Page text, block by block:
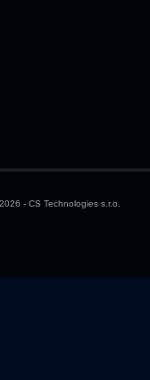
- CS Technologies s.r.o.